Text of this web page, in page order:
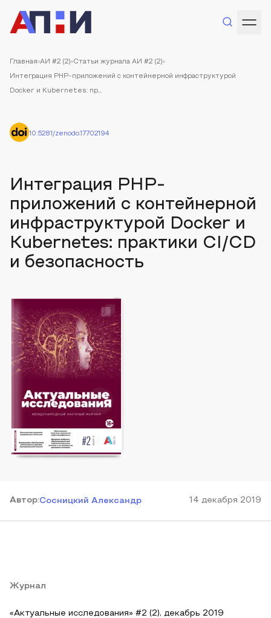
Главная АИ #2 (2) Статьи журнала АИ #2 (2)
Интеграция PHP-приложений с контейнерной инфраструктурой
Docker и Kubernetes: пр...
10.5281/zenodo.17702194
Интеграция PHP-
приложений с контейнерной
инфраструктурой Docker и
Kubernetes: практики CI/CD
и безопасность
Автор:Сосницкий Александр 14 декабря 2019
Журнал
«Актуальные исследования» #2 (2), декабрь 2019